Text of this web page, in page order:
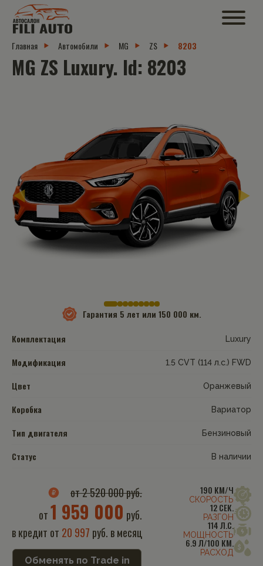
Главная Автомобили MG ZS 8203
MG ZS Luxury. Id: 8203
Гарантия 5 лет или 150 000 км.
Комплектация
Luxury
Модификация 1.5 CVT (114 л.с.) FWD
Цвет Оранжевый
Коробка Вариатор
Тип двигателя Бензиновый
Статус В наличии
190 КМ/Ч
СКОРОСТЬ
12 СЕК.
РАЗГОН
114 Л.С.
МОЩНОСТЬ
6.9 Л/100 КМ.
РАСХОД
от 2 520 000 руб.
от1 959 000 руб.
в кредит от 20 997 руб. в месяц
Обменять по Trade in